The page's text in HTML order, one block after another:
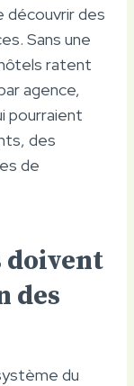
découvrir des
Sans une
ratent
agence,
pourraient
des
de
doivent
des
du